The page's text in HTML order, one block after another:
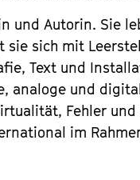
und Autorin. Sie
sich mit
Text und
analoge und
Fehler
im